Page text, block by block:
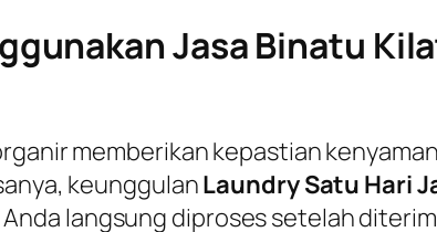
Jasa Binatu
memberikan kepastian
keunggulanLaundry Satu Hari
langsung diproses setelah